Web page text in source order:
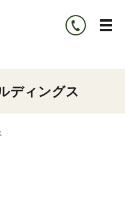
ディングス